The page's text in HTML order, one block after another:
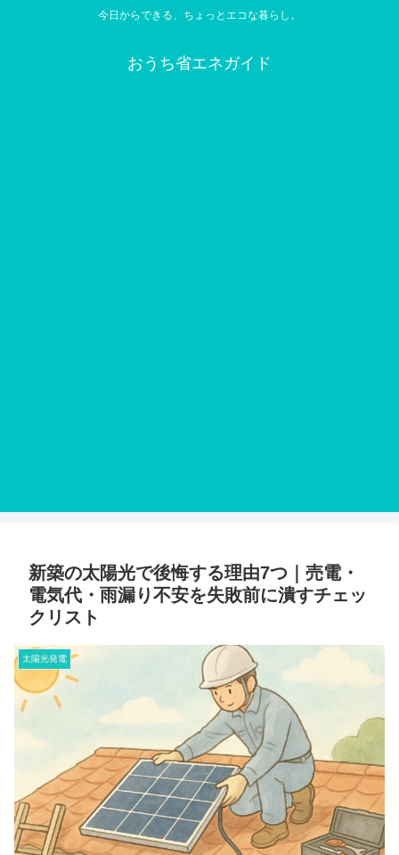
今日からできる、ちょっとエコな暮らし。
おうち省エネガイド
新築の太陽光で後悔する理由7つ｜売電・
電気代・雨漏り不安を失敗前に潰すチェッ
クリスト
太陽光発電